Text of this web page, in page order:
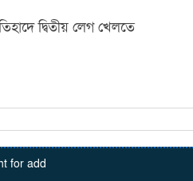
দ্বিতীয় লেগ খেলতে
for add